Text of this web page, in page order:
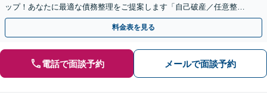
ップ！あなたに最適な債務整理をご提案します「自己破産／任意整理
／個人再生／時効の援用ほか」
料金表を見る
電話で面談予約 メールで面談予約